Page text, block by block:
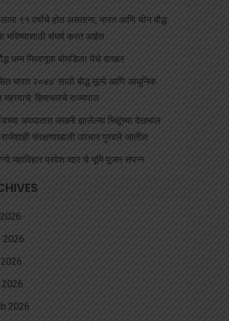
९१ वर्षांचे होत असताना, भारत आणि चीन बौद्ध
भविष्यासाठी संघर्ष करत आहेत
धम्म मिरवणूक बोमडिला येथे दाखल
भारत २०४७’ साठी बौद्ध मूल्ये आणि आधुनिक
महत्त्वाचे: हिमाचलचे राज्यपाल
अपघातात जखमी झालेल्या भिक्षूंच्या देखभाल
राजेशाही संरक्षणाखाली उपचार पुरवले जातील.
महाविहार प्रवेश व्दार चे भूमि पूजन संपन्न
2026
2026